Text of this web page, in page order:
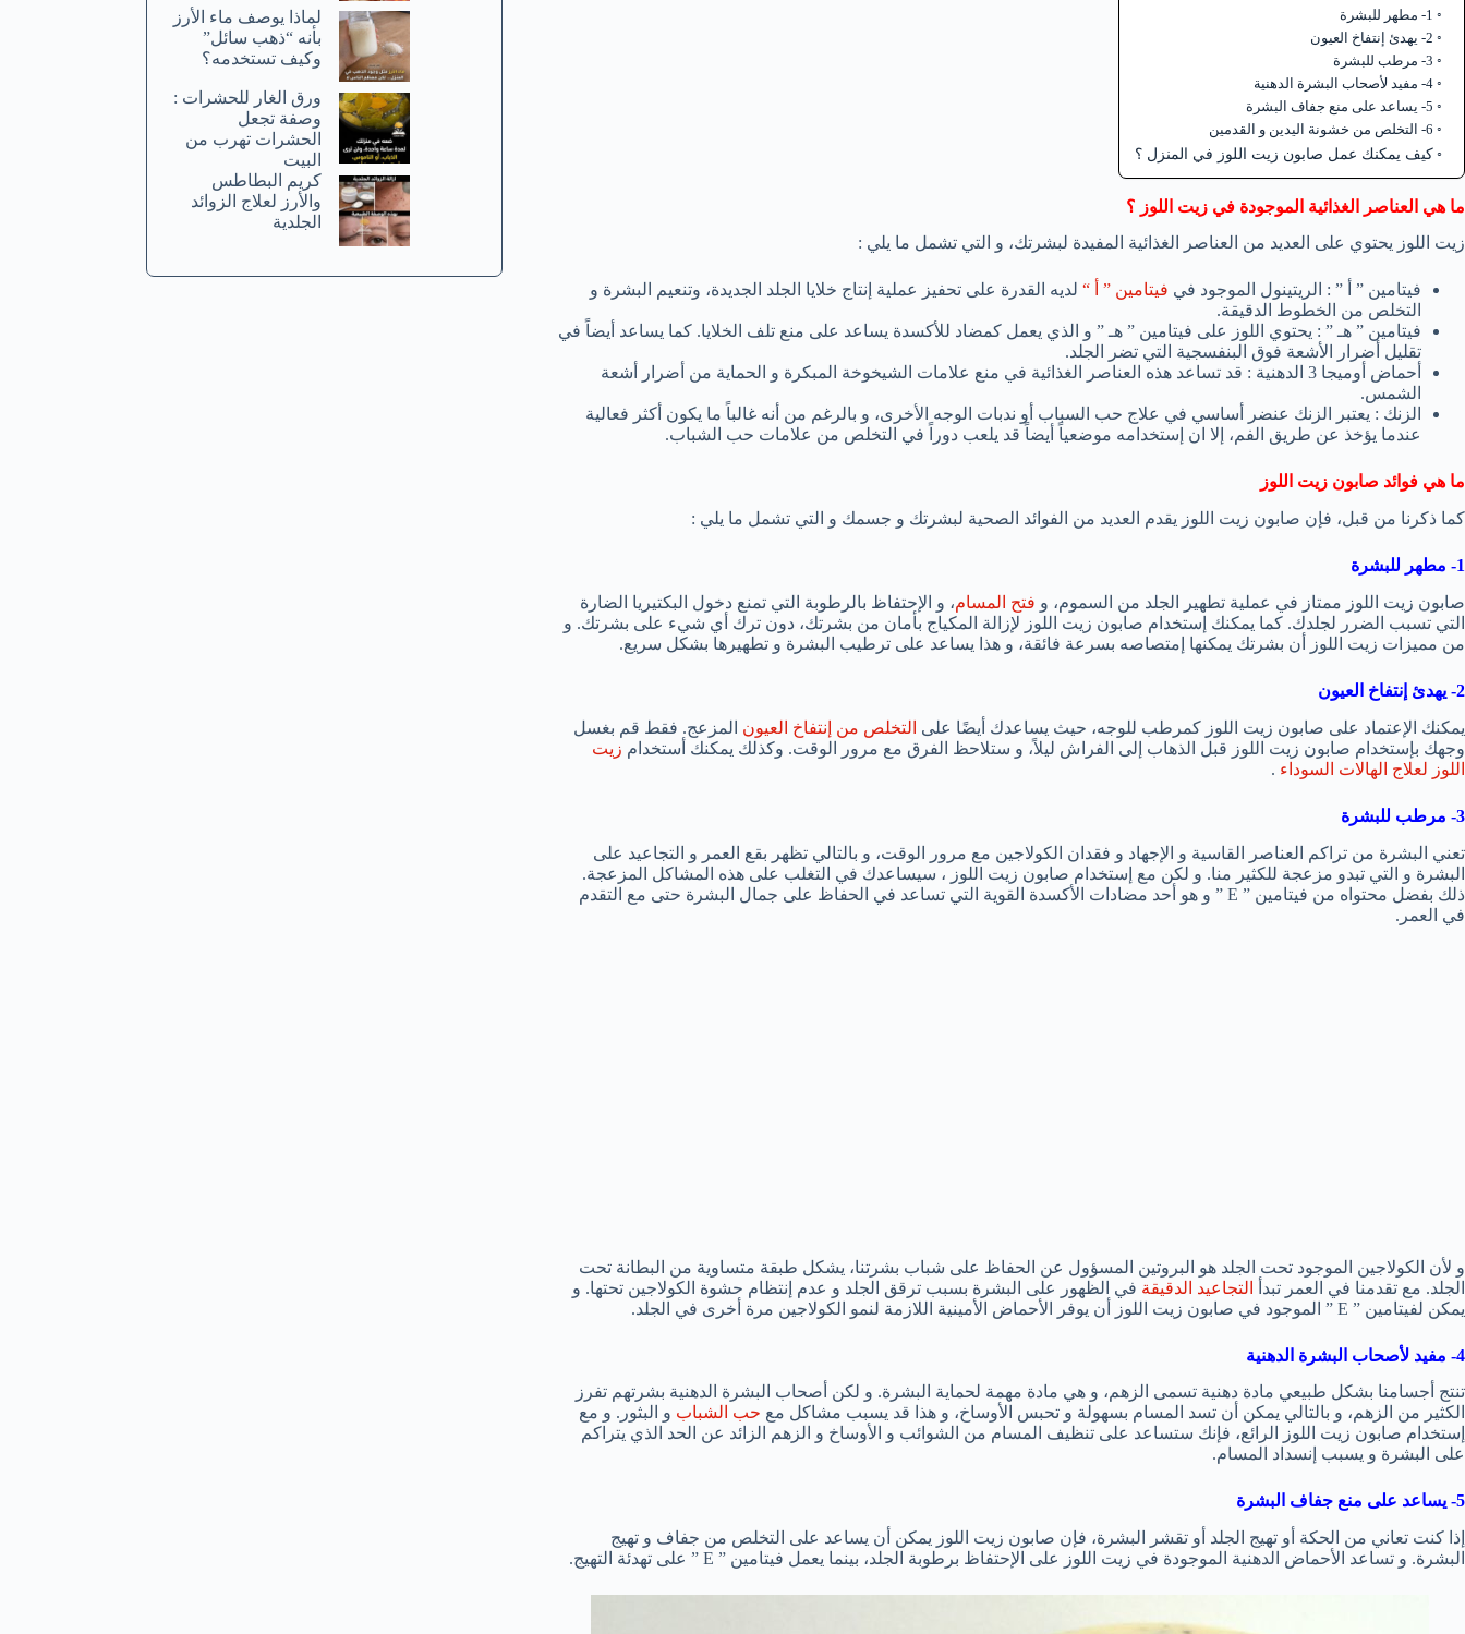
1- مطهر للبشرة
2- يهدئ إنتفاخ العيون
3- مرطب للبشرة
4- مفيد لأصحاب البشرة الدهنية
5- يساعد على منع جفاف البشرة
6- التخلص من خشونة اليدين و القدمين
كيف يمكنك عمل صابون زيت اللوز في المنزل ؟
ما هي العناصر الغذائية الموجودة في زيت اللوز ؟
زيت اللوز يحتوي على العديد من العناصر الغذائية المفيدة لبشرتك، و التي تشمل ما يلي :
فيتامين ” أ ” : الريتينول الموجود في فيتامين ” أ “ لديه القدرة على تحفيز عملية إنتاج خلايا الجلد الجديدة، وتنعيم البشرة و
التخلص من الخطوط الدقيقة.
فيتامين ” هـ ” : يحتوي اللوز على فيتامين ” هـ ” و الذي يعمل كمضاد للأكسدة يساعد على منع تلف الخلايا. كما يساعد أيضاً في
تقليل أضرار الأشعة فوق البنفسجية التي تضر الجلد.
أحماض أوميجا 3 الدهنية : قد تساعد هذه العناصر الغذائية في منع علامات الشيخوخة المبكرة و الحماية من أضرار أشعة
الشمس.
الزنك : يعتبر الزنك عنضر أساسي في علاج حب السباب أو ندبات الوجه الأخرى، و بالرغم من أنه غالباً ما يكون أكثر فعالية
عندما يؤخذ عن طريق الفم، إلا ان إستخدامه موضعياً أيضاً قد يلعب دوراً في التخلص من علامات حب الشباب.
ما هي فوائد صابون زيت اللوز
كما ذكرنا من قبل، فإن صابون زيت اللوز يقدم العديد من الفوائد الصحية لبشرتك و جسمك و التي تشمل ما يلي :
1- مطهر للبشرة
صابون زيت اللوز ممتاز في عملية تطهير الجلد من السموم، و فتح المسام، و الإحتفاظ بالرطوبة التي تمنع دخول البكتيريا الضارة
التي تسبب الضرر لجلدك. كما يمكنك إستخدام صابون زيت اللوز لإزالة المكياج بأمان من بشرتك، دون ترك أي شيء على بشرتك. و
من مميزات زيت اللوز أن بشرتك يمكنها إمتصاصه بسرعة فائقة، و هذا يساعد على ترطيب البشرة و تطهيرها بشكل سريع.
2- يهدئ إنتفاخ العيون
يمكنك الإعتماد على صابون زيت اللوز كمرطب للوجه، حيث يساعدك أيضًا على التخلص من إنتفاخ العيون المزعج. فقط قم بغسل
وجهك بإستخدام صابون زيت اللوز قبل الذهاب إلى الفراش ليلاً، و ستلاحظ الفرق مع مرور الوقت. وكذلك يمكنك أستخدام زيت
اللوز لعلاج الهالات السوداء .
3- مرطب للبشرة
تعني البشرة من تراكم العناصر القاسية و الإجهاد و فقدان الكولاجين مع مرور الوقت، و بالتالي تظهر بقع العمر و التجاعيد على
البشرة و التي تبدو مزعجة للكثير منا. و لكن مع إستخدام صابون زيت اللوز ، سيساعدك في التغلب على هذه المشاكل المزعجة.
ذلك بفضل محتواه من فيتامين ” E ” و هو أحد مضادات الأكسدة القوية التي تساعد في الحفاظ على جمال البشرة حتى مع التقدم
في العمر.
و لأن الكولاجين الموجود تحت الجلد هو البروتين المسؤول عن الحفاظ على شباب بشرتنا، يشكل طبقة متساوية من البطانة تحت
الجلد. مع تقدمنا في العمر تبدأ
التجاعيد الدقيقة في الظهور على البشرة بسبب ترقق الجلد و عدم إنتظام حشوة الكولاجين تحتها. و
يمكن لفيتامين ” E ” الموجود في صابون زيت اللوز أن يوفر الأحماض الأمينية اللازمة لنمو الكولاجين مرة أخرى في الجلد.
4- مفيد لأصحاب البشرة الدهنية
تنتج أجسامنا بشكل طبيعي مادة دهنية تسمى الزهم، و هي مادة مهمة لحماية البشرة. و لكن أصحاب البشرة الدهنية بشرتهم تفرز
الكثير من الزهم، و بالتالي يمكن أن تسد المسام بسهولة و تحبس الأوساخ، و هذا قد يسبب مشاكل مع حب الشباب و البثور. و مع
إستخدام صابون زيت اللوز الرائع، فإنك ستساعد على تنظيف المسام من الشوائب و الأوساخ و الزهم الزائد عن الحد الذي يتراكم
على البشرة و يسبب إنسداد المسام.
5- يساعد على منع جفاف البشرة
إذا كنت تعاني من الحكة أو تهيج الجلد أو تقشر البشرة، فإن صابون زيت اللوز يمكن أن يساعد على التخلص من جفاف و تهيج
البشرة. و تساعد الأحماض الدهنية الموجودة في زيت اللوز على الإحتفاظ برطوبة الجلد، بينما يعمل فيتامين ” E ” على تهدئة التهيج.
لماذا يوصف ماء الأرز
بأنه “ذهب سائل”
وكيف تستخدمه؟
ورق الغار للحشرات :
وصفة تجعل
الحشرات تهرب من
البيت
كريم البطاطس
والأرز لعلاج الزوائد
الجلدية